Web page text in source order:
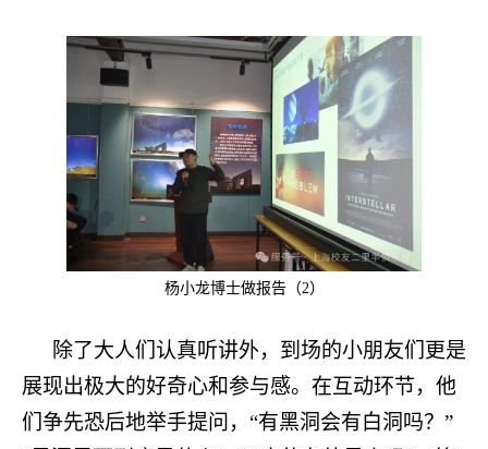
杨小龙博士做报告（2）
除了大人们认真听讲外，到场的小朋友们更是
展现出极大的好奇心和参与感。在互动环节，他
们争先恐后地举手提问，“有黑洞会有白洞吗？”